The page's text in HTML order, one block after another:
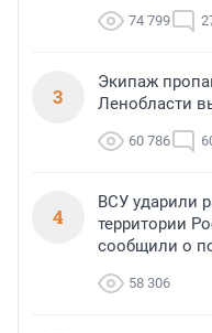
74 799
3
Экипаж
Ленобласти
60 786
4
ВСУ ударили
территории
сообщили о
58 306